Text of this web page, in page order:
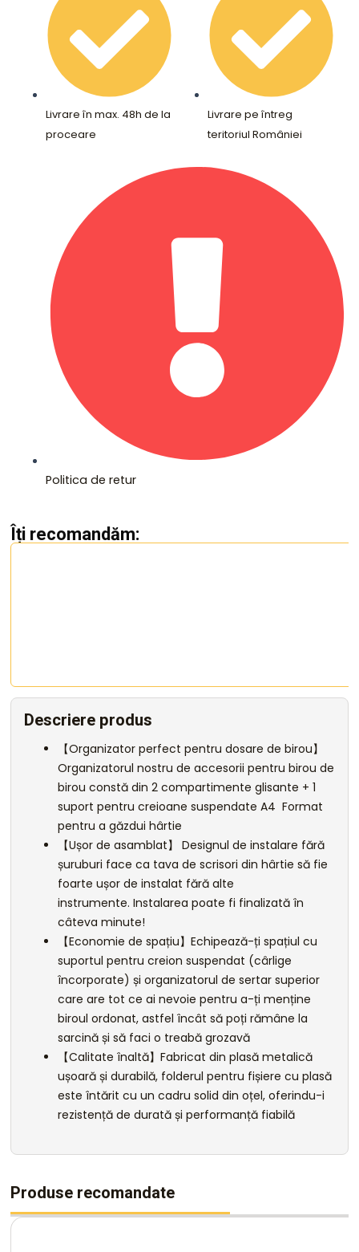
Livrare în max. 48h de la
proceare
Livrare pe întreg
teritoriul României
Politica de retur
Îți recomandăm:
Descriere produs
【Organizator perfect pentru dosare de birou】
Organizatorul nostru de accesorii pentru birou de
birou constă din 2 compartimente glisante + 1
suport pentru creioane suspendate A4 Format
pentru a găzdui hârtie
【Ușor de asamblat】 Designul de instalare fără
șuruburi face ca tava de scrisori din hârtie să fie
foarte ușor de instalat fără alte
instrumente. Instalarea poate fi finalizată în
câteva minute!
【Economie de spațiu】Echipează-ți spațiul cu
suportul pentru creion suspendat (cârlige
încorporate) și organizatorul de sertar superior
care are tot ce ai nevoie pentru a-ți menține
biroul ordonat, astfel încât să poți rămâne la
sarcină și să faci o treabă grozavă
【Calitate înaltă】Fabricat din plasă metalică
ușoară și durabilă, folderul pentru fișiere cu plasă
este întărit cu un cadru solid din oțel, oferindu-i
rezistență de durată și performanță fiabilă
Produse recomandate